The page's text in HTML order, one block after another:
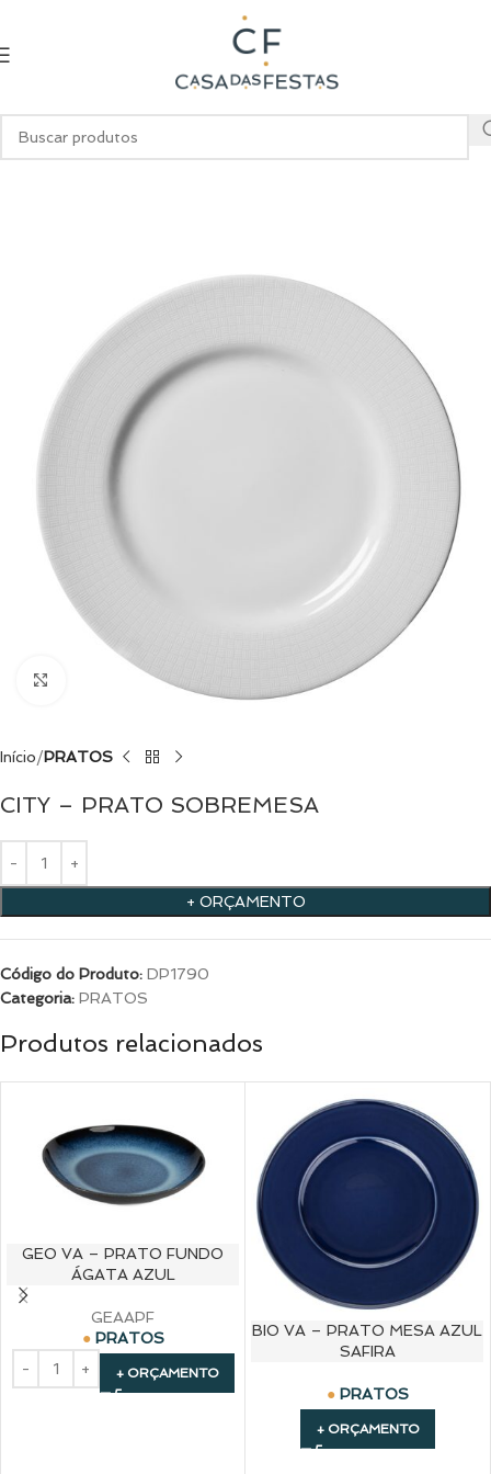
Clique para ampliar
Início PRATOS
CITY – PRATO SOBREMESA
+ ORÇAMENTO
Código do Produto: DP1790
Categoria: PRATOS
Produtos relacionados
GEO VA – PRATO FUNDO
ÁGATA AZUL
GEAAPF
PRATOS
+ ORÇAMENTO
BIO VA – PRATO MESA AZUL
SAFIRA
PRATOS
+ ORÇAMENTO